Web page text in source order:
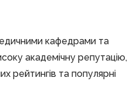
кафедрами та
академічну репутацію,
рейтингів та популярні